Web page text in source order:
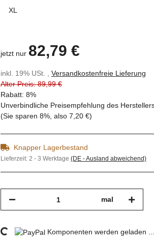
XL
jetzt nur 82,79 €
inkl. 19% USt. , Versandkostenfreie Lieferung
Alter Preis: 89,99 €
Rabatt: 8%
Unverbindliche Preisempfehlung des
(Sie sparen 8%, also 7,20 €)
Knapper Lagerbestand
Lieferzeit: 2 - 3 Werktage (DE - Ausland abweichend)
mal
Loading... Komponenten werden geladen ...